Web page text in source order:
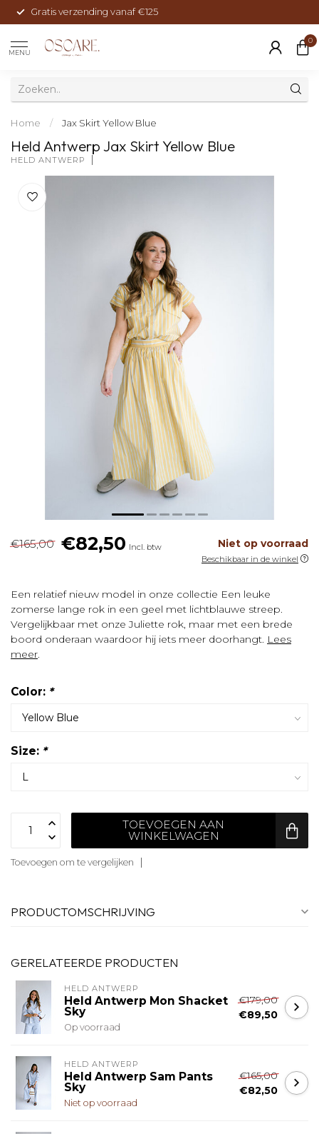
Gratis verzending vanaf €125
MENU
0
Home / Jax Skirt Yellow Blue
Held Antwerp Jax Skirt Yellow Blue
HELD ANTWERP
€165,00 €82,50 Incl. btw Niet op voorraad
Beschikbaar in de winkel
Een relatief nieuw model in onze collectie Een leuke
zomerse lange rok in een geel met lichtblauwe streep.
Vergelijkbaar met onze Juliette rok, maar met een brede
boord onderaan waardoor hij iets meer doorhangt. Lees
meer.
Color: *
Size: *
TOEVOEGEN AAN
WINKELWAGEN
Toevoegen om te vergelijken
PRODUCTOMSCHRIJVING
GERELATEERDE PRODUCTEN
HELD ANTWERP
Held Antwerp Mon Shacket
Sky
Op voorraad
€179,00
€89,50
HELD ANTWERP
Held Antwerp Sam Pants
Sky
Niet op voorraad
€165,00
€82,50